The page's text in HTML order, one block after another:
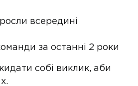
всередині
за останні 2 роки
собі виклик, аби